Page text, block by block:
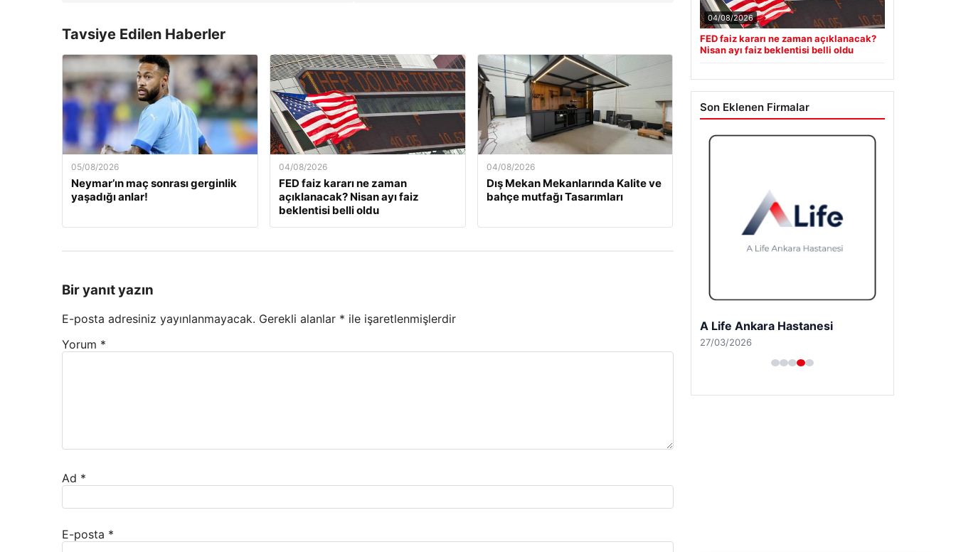
Tavsiye Edilen Haberler
05/08/2026
Neymar’ın maç sonrası gerginlik
yaşadığı anlar!
04/08/2026
FED faiz kararı ne zaman
açıklanacak? Nisan ayı faiz
beklentisi belli oldu
04/08/2026
Dış Mekan Mekanlarında Kalite ve
bahçe mutfağı Tasarımları
Bir yanıt yazın
E-posta adresiniz yayınlanmayacak. Gerekli alanlar * ile işaretlenmişlerdir
Yorum *
Ad *
E-posta *
FED faiz kararı ne zaman açıklanacak?
Nisan ayı faiz beklentisi belli oldu
27/03/2026